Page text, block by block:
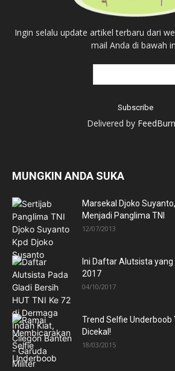
Ingin selalu update artikel terbaru dari
mail Anda di bawah
Delivered by
MUNGKIN ANDA SUKA
Marsekal Djoko
Menjadi Panglima TNI
12/07/2013
Ini Daftar Alutsista yang
2017
04/10/2017
Trend Selfie Underboob
Dicekal!
18/03/2015